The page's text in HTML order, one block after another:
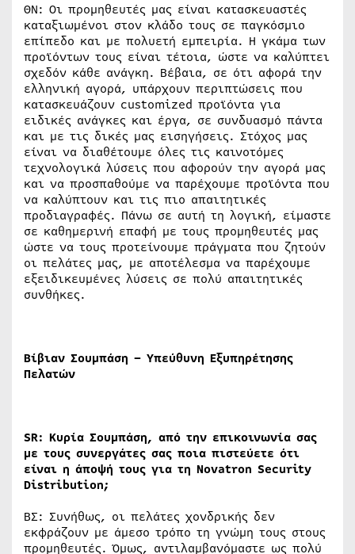
ΘΝ: Οι προμηθευτές μας είναι κατασκευαστές
καταξιωμένοι στον κλάδο τους σε παγκόσμιο
επίπεδο και με πολυετή εμπειρία. Η γκάμα των
προϊόντων τους είναι τέτοια, ώστε να καλύπτει
σχεδόν κάθε ανάγκη. Βέβαια, σε ότι αφορά την
ελληνική αγορά, υπάρχουν περιπτώσεις που
κατασκευάζουν customized προϊόντα για
ειδικές ανάγκες και έργα, σε συνδυασμό πάντα
και με τις δικές μας εισηγήσεις. Στόχος μας
είναι να διαθέτουμε όλες τις καινοτόμες
τεχνολογικά λύσεις που αφορούν την αγορά μας
και να προσπαθούμε να παρέχουμε προϊόντα που
να καλύπτουν και τις πιο απαιτητικές
προδιαγραφές. Πάνω σε αυτή τη λογική, είμαστε
σε καθημερινή επαφή με τους προμηθευτές μας
ώστε να τους προτείνουμε πράγματα που ζητούν
οι πελάτες μας, με αποτέλεσμα να παρέχουμε
εξειδικευμένες λύσεις σε πολύ απαιτητικές
συνθήκες.
Βίβιαν Σουμπάση – Υπεύθυνη Εξυπηρέτησης
Πελατών
SR: Κυρία Σουμπάση, από την επικοινωνία σας
με τους συνεργάτες σας ποια πιστεύετε ότι
είναι η άποψή τους για τη Novatron Security
Distribution;
ΒΣ: Συνήθως, οι πελάτες χονδρικής δεν
εκφράζουν με άμεσο τρόπο τη γνώμη τους στους
προμηθευτές. Όμως, αντιλαμβανόμαστε ως πολύ